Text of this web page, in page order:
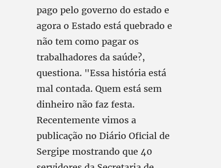
pago pelo governo do estado e
agora o Estado está quebrado e
não tem como pagar os
trabalhadores da saúde?,
questiona. "Essa história está
mal contada. Quem está sem
dinheiro não faz festa.
Recentemente vimos a
publicação no Diário Oficial de
Sergipe mostrando que 40